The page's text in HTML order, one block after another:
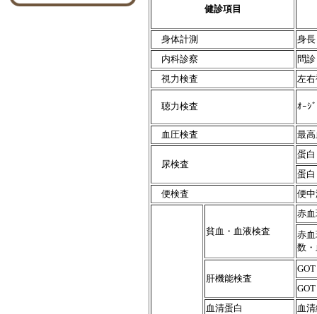
健診項目
身体計測
身
内科診察
問
視力検査
左
聴力検査 ｵｰｼ
血圧検査 最
尿検査
蛋
蛋
便検査
便
貧血・血液検査
赤
赤
数
肝機能検査
血清蛋白
血